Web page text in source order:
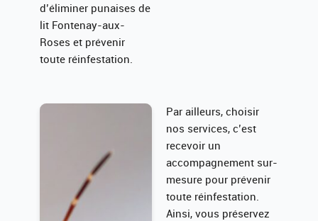
d’éliminer punaises de
lit Fontenay-aux-
Roses et prévenir
toute réinfestation.
Par ailleurs, choisir
nos services, c’est
recevoir un
accompagnement sur-
mesure pour prévenir
toute réinfestation.
Ainsi, vous préservez